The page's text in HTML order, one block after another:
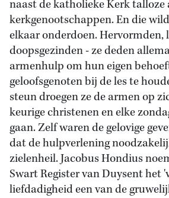
naast de katholieke Kerk talloze
kerkgenootschappen. En die
elkaar onderdoen. Hervormden,
doopsgezinden - ze deden
armenhulp om hun eigen
geloofsgenoten bij de les te
steun droegen ze de armen op
keurige christenen en elke
gaan. Zelf waren de gelovige
dat de hulpverlening
zielenheil. Jacobus Hondius
Swart Register van Duysent het
liefdadigheid een van de